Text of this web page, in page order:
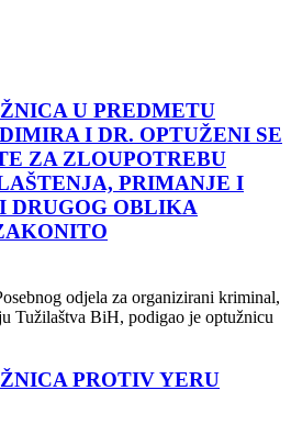
U PREDMETU
I DR. OPTUŽENI SE
ZA ZLOUPOTREBU
PRIMANJE I
DRUGOG OBLIKA
odjela za organizirani kriminal,
Tužilaštva BiH, podigao je optužnicu
PROTIV YERU